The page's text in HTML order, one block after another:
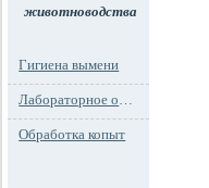
животноводства
Гигиена вымени
Лабораторное оборудование
Обработка копыт